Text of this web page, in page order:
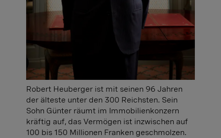
Robert Heuberger ist mit seinen 96 Jahren
der älteste unter den 300 Reichsten. Sein
Sohn Günter räumt im Immobilienkonzern
kräftig auf, das Vermögen ist inzwischen auf
100 bis 150 Millionen Franken geschmolzen.